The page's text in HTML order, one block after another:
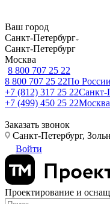
Ваш город
Санкт-Петербург
Санкт-Петербург
Москва
8 800 707 25 22
8 800 707 25 22По России
+7 (812) 317 25 22Санкт-
+7 (499) 450 25 22Москва
Заказать звонок
Санкт-Петербург,
Войти
Проектирование и